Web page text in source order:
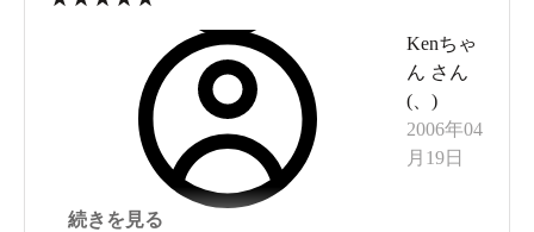
悪くはありません。
もし温泉施設がもう少し大きければきっと私の
定宿になるのですが…。でも是非また行きたいと
Kenちゃ
ん さん
(
)
2006年04
月19日
続きを見る